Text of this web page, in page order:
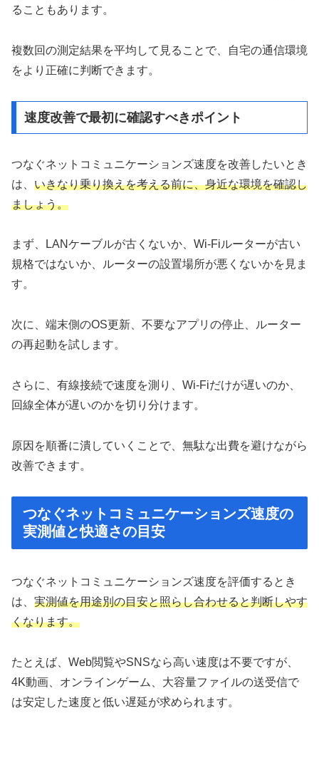
ることもあります。
複数回の測定結果を平均して見ることで、自宅の通信環境
をより正確に判断できます。
速度改善で最初に確認すべきポイント
つなぐネットコミュニケーションズ速度を改善したいとき
は、 いきなり乗り換えを考える前に、身近な環境を確認し
ましょう。
まず、LANケーブルが古くないか、Wi-Fiルーターが古い
規格ではないか、ルーターの設置場所が悪くないかを見ま
す。
次に、端末側のOS更新、不要なアプリの停止、ルーター
の再起動を試します。
さらに、有線接続で速度を測り、Wi-Fiだけが遅いのか、
回線全体が遅いのかを切り分けます。
原因を順番に潰していくことで、無駄な出費を避けながら
改善できます。
つなぐネットコミュニケーションズ速度の
実測値と快適さの目安
つなぐネットコミュニケーションズ速度を評価するとき
は、 実測値を用途別の目安と照らし合わせると判断しやす
くなります。
たとえば、Web閲覧やSNSなら高い速度は不要ですが、
4K動画、オンラインゲーム、大容量ファイルの送受信で
は安定した速度と低い遅延が求められます。